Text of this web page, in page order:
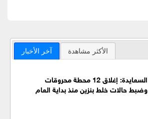
آخر الأخبار الأكثر مشاهدة
السعايدة: إغلاق 12 محطة محروقات
وضبط حالات خلط بنزين منذ بداية العام